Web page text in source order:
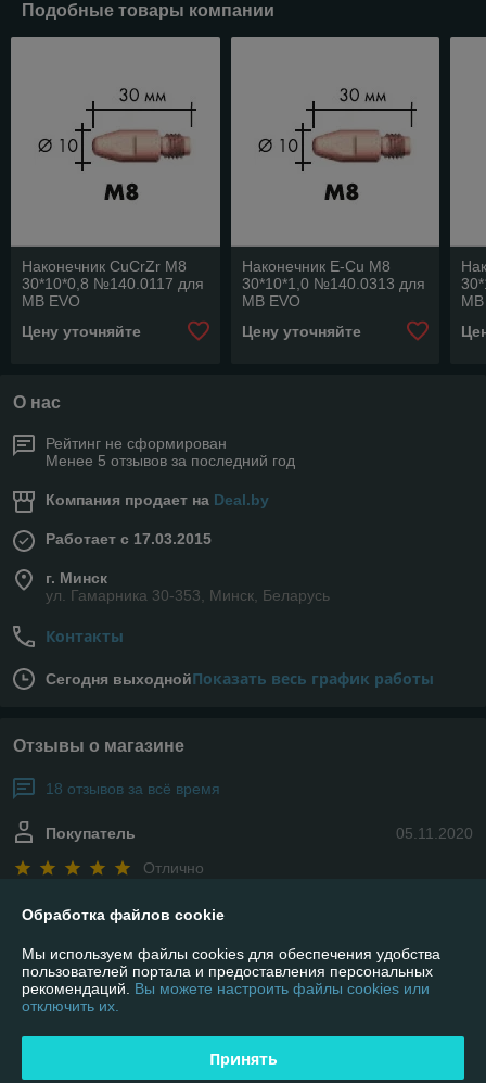
Подобные товары компании
Наконечник CuCrZr M8
30*10*0,8 №140.0117 для
MB EVO
240D/401D/501D/401//500​​​​​​​
Цену уточняйте
Наконечник E-Cu M8
30*10*1,0 №140.0313 для
MB EVO
Цену уточняйте
О нас
Рейтинг не сформирован
Менее 5 отзывов за последний год
Компания продает на Deal.by
Работает с 17.03.2015
г. Минск
ул. Гамарника 30-353, Минск, Беларусь
Контакты
Сегодня выходнойПоказать весь график работы
Отзывы о магазине
18 отзывов за всё время
05.11.2020
Покупатель
Отлично
Отличный магазин!!!Супер все! Всем советую! Доставка на высоте,
вежливые)))Вежливость! Быстрота доставки! Качество товара.
Покупатель
Обработка файлов cookie
Мы используем файлы cookies для обеспечения удобства
пользователей портала и предоставления персональных
рекомендаций. Вы можете настроить файлы cookies или
отключить их.
Принять